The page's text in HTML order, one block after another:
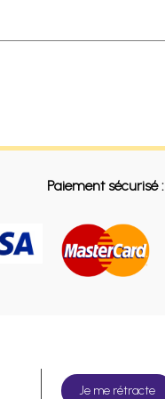
Paiement sécurisé :
Je me rétracte